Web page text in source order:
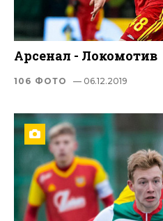
Арсенал - Локомотив
106 ФОТО — 06.12.2019